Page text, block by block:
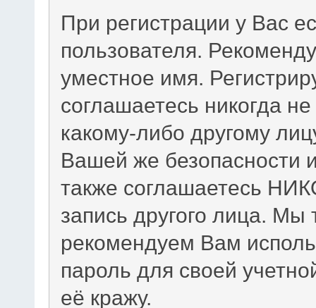
При регистрации у Вас
пользователя.
уместное имя.
соглашаетесь никогда
какому-либо другому
Вашей же безопасности
также соглашаетесь
запись другого лица.
рекомендуем Вам
пароль для своей
её кражу.